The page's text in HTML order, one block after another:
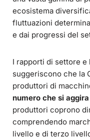
ecosistema
fluttuazioni
e dai progressi del
I rapporti di settore
suggeriscono che la
produttori di
numero che si
produttori coprono
comprendendo
livello e di terzo